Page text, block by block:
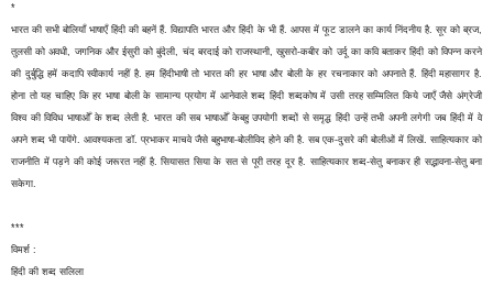
*
भारत की सभी बोलियाँ भाषाएँ हिंदी की बहनें हैं. विद्यापति भारत और हिंदी के भी हैं. आपस में फूट डालने का कार्य निंदनीय है. सूर को ब्रज,
तुलसी को अवधी, जगनिक और ईसुरी को बुंदेली, चंद बरदाई को राजस्थानी, खुसरो-कबीर को उर्दू का कवि बताकर हिंदी को विपन्न करने
की दुर्बुद्धि हमें कदापि स्वीकार्य नहीं है. हम हिंदीभाषी तो भारत की हर भाषा और बोली के हर रचनाकार को अपनाते हैं. हिंदी महासागर है.
होना तो यह चाहिए कि हर भाषा बोली के सामान्य प्रयोग में आनेवाले शब्द हिंदी शब्दकोष में उसी तरह सम्मिलित किये जाएँ जैसे अंग्रेजी
विश्व की विविध भाषाओँ के शब्द लेती है. भारत की सब भाषाओँ केबहु उपयोगी शब्दों से समृद्ध हिंदी उन्हें तभी अपनी लगेगी जब हिंदी में वे
अपने शब्द भी पायेंगे. आवश्यकता डॉ. प्रभाकर माचवे जैसे बहुभाषा-बोलीविद होने की है. सब एक-दुसरे की बोलीओं में लिखें. साहित्यकार को
राजनीति में पड़ने की कोई जरूरत नहीं है. सियासत सिया के सत से पूरी तरह दूर है. साहित्यकार शब्द-सेतु बनाकर ही सद्भावना-सेतु बना
सकेगा.
***
विमर्श :
हिंदी की शब्द सलिला